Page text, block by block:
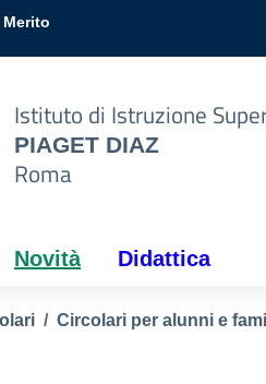
Istituto di Istruzione
PIAGET DIAZ
Roma
Novità Didattica
Circolari per alunni e